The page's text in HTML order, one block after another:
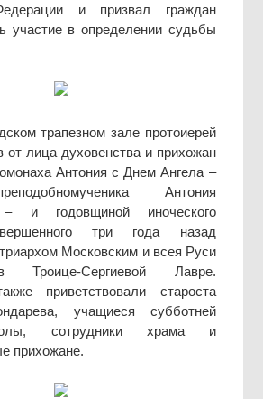
и призвал граждан
участие в определении судьбы
трапезном зале протоиерей
от лица духовенства и прихожан
Антония с Днем Ангела –
Антония
– и годовщиной иноческого
три года назад
Московским и всея Руси
Троице-Сергиевой Лавре.
приветствовали староста
учащиеся субботней
сотрудники храма и
прихожане.